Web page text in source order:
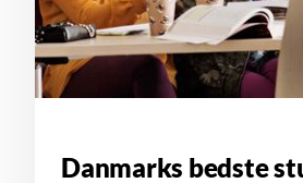
Danmarks bedste